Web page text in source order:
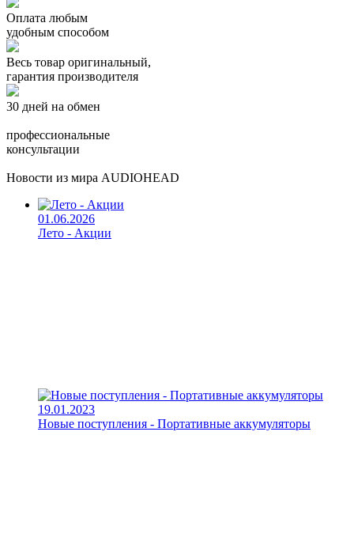
Оплата любым
удобным способом
Весь товар оригинальный,
гарантия производителя
30 дней на обмен
профессиональные
консультации
Новости из мира AUDIOHEAD
01.06.2026
Лето - Акции
19.01.2023
Новые поступления - Портативные аккумуляторы